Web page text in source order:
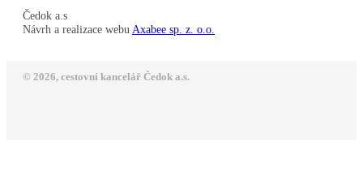
Čedok a.s
Návrh a realizace webu Axabee sp. z. o.o.
© 2026, cestovní kancelář Čedok a.s.